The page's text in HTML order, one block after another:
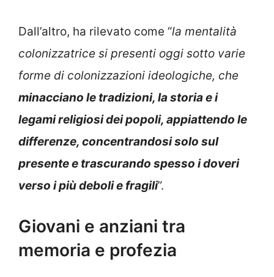
Dall’altro, ha rilevato come “la mentalità
colonizzatrice si presenti oggi sotto varie
forme di colonizzazioni ideologiche, che
minacciano le tradizioni, la storia e i
legami religiosi dei popoli, appiattendo le
differenze, concentrandosi solo sul
presente e trascurando spesso i doveri
verso i più deboli e fragili”.
Giovani e anziani tra
memoria e profezia